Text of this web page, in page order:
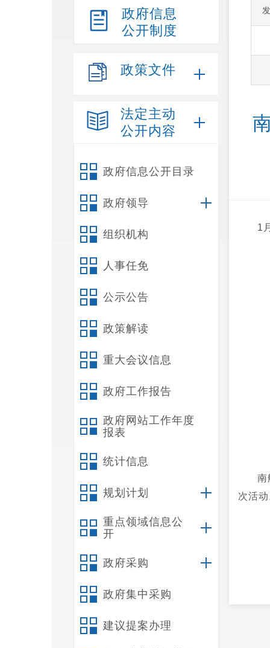
政府信息
公开制度
政策文件
法定主动
公开内容
政府信息公开目录
政府领导
组织机构
人事任免
公示公告
政策解读
重大会议信息
政府工作报告
政府网站工作年度
报表
统计信息
规划计划
重点领域信息公
开
政府采购
政府集中采购
建议提案办理
1
南
次活